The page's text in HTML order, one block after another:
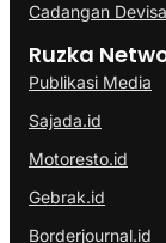
Cadangan
Ruzka
Publikasi Media
Sajada.id
Motoresto.id
Gebrak.id
Borderjournal.id